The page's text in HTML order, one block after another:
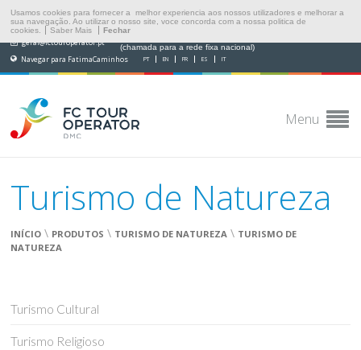
Usamos cookies para fornecer a melhor experiencia aos nossos utilizadores e melhorar a
sua navegação. Ao utilizar o nosso site, voce concorda com a nossa politica de
cookies.
Saber Mais Fechar
geral@fctouroperator.pt (chamada para a rede fixa nacional)
Navegar para FatimaCaminhos PT EN FR ES IT
Menu
Turismo de Natureza
INÍCIO \ PRODUTOS \ TURISMO DE NATUREZA \ TURISMO DE
NATUREZA
Turismo Cultural
Turismo Religioso